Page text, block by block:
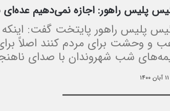
پلیس راهور: اجازه نمی‌دهیم عده‌ای
پلیس راهور پایتخت گفت: اینکه
و وحشت برای مردم کنند اصلاً
شب شهروندان با صدای
۱۱ آبان ۱۴۰۰